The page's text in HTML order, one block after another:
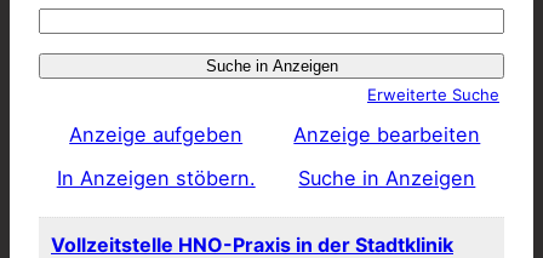
Suche
nach:
Erweiterte Suche
Anzeige aufgeben
Anzeige bearbeiten
In Anzeigen stöbern.
Suche in Anzeigen
Vollzeitstelle HNO-Praxis in der Stadtklinik